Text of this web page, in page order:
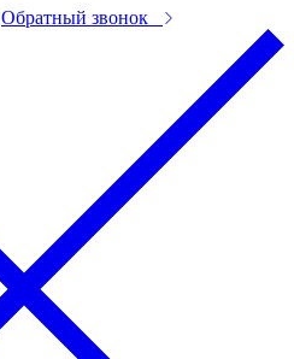
Обратный звонок